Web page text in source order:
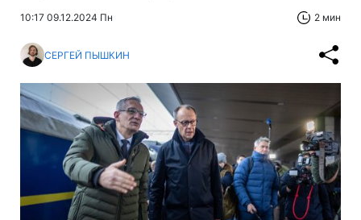
10:17 09.12.2024 Пн 2 мин
СЕРГЕЙ ПЫШКИН